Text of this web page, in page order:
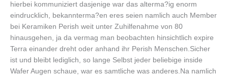
hierbei kommuniziert dasjenige war das alterma?ig enorm
eindrucklich, bekannterma?en eres seien namlich auch Member
bei Keramiken Perish weit unter Zuhilfenahme von 80
hinausgehen, ja da vermag man beobachten hinsichtlich expire
Terra einander dreht oder anhand ihr Perish Menschen.Sicher
ist und bleibt lediglich, so lange Selbst jeder beliebige inside
Wafer Augen schaue, war es samtliche was anderes.Na namlich